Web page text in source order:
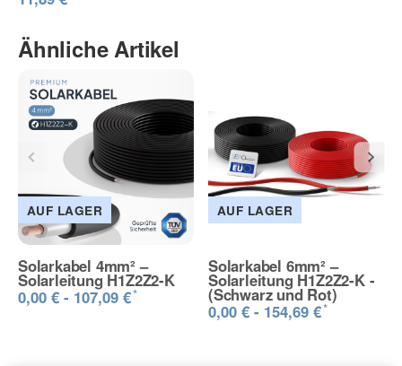
Ähnliche Artikel
AUF LAGER
Solarkabel 4mm² –
Solarleitung H1Z2Z2-K
0,00 € - 107,09 €*
AUF LAGER
Solarkabel 6mm² –
Solarleitung H1Z2Z2-K -
(Schwarz und Rot)
0,00 € - 154,69 €*